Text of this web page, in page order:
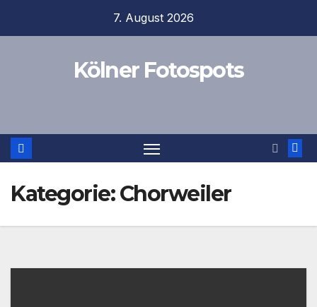
7. August 2026
Kölner Fotospots
Kategorie:Chorweiler